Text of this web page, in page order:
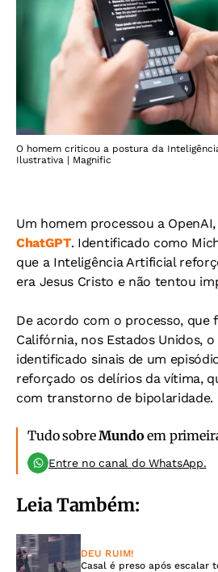
O homem criticou a postura da
Ilustrativa | Magnific
Um homem processou a
ChatGPT. Identificado como
que a Inteligência Artificial
era Jesus Cristo e não tentou
De acordo com o processo, que
Califórnia, nos Estados Unidos,
identificado sinais de um
reforçado os delírios da vítima,
com transtorno de bipolaridade.
Tudo sobreMundo em
Entre no canal do WhatsApp.
Leia Também:
DEU RUIM!
Casal é preso após escalar